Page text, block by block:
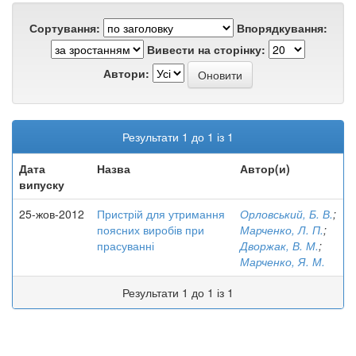
Сортування:
Впорядкування:
Вивести на сторінку:
Автори:
Результати 1 до 1 із 1
Дата
випуску
Назва Автор(и)
25-жов-2012
Пристрій для утримання
поясних виробів при
прасуванні
Орловський, Б. В.;
Марченко, Л. П.;
Дворжак, В. М.;
Марченко, Я. М.
Результати 1 до 1 із 1